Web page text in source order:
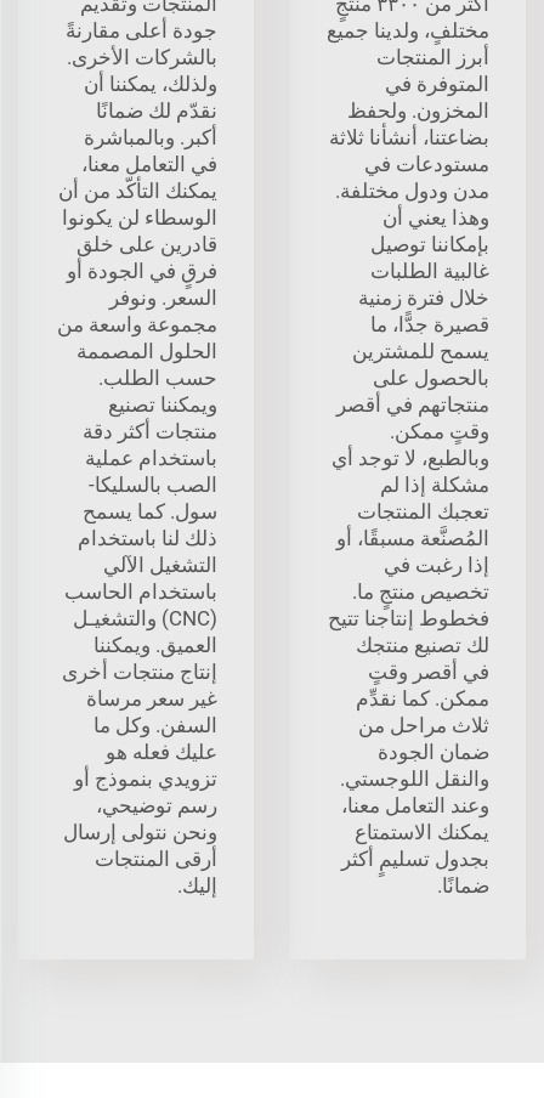
مختلفٍ، ولدينا جميع
أبرز المنتجات
المتوفرة في
المخزون. ولحفظ
بضاعتنا، أنشأنا ثلاثة
مستودعات في
مدن ودول مختلفة.
وهذا يعني أن
بإمكاننا توصيل
غالبية الطلبات
خلال فترة زمنية
قصيرة جدًّا، ما
يسمح للمشترين
بالحصول على
منتجاتهم في أقصر
وقتٍ ممكن.
وبالطبع، لا توجد أي
مشكلة إذا لم
تعجبك المنتجات
المُصنَّعة مسبقًا، أو
إذا رغبت في
تخصيص منتجٍ ما.
فخطوط إنتاجنا تتيح
لك تصنيع منتجك
في أقصر وقتٍ
ممكن. كما نقدِّم
ثلاث مراحل من
ضمان الجودة
والنقل اللوجستي.
وعند التعامل معنا،
يمكنك الاستمتاع
بجدول تسليمٍ أكثر
ضمانًا.
جودة أعلى مقارنةً
بالشركات الأخرى.
ولذلك، يمكننا أن
نقدّم لك ضمانًا
أكبر. وبالمباشرة
في التعامل معنا،
يمكنك التأكّد من أن
الوسطاء لن يكونوا
قادرين على خلق
فرقٍ في الجودة أو
السعر. ونوفر
مجموعة واسعة من
الحلول المصممة
حسب الطلب.
ويمكننا تصنيع
منتجات أكثر دقة
باستخدام عملية
الصب بالسليكا-
سول. كما يسمح
ذلك لنا باستخدام
التشغيل الآلي
باستخدام الحاسب
(CNC) والتشغيـل
العميق. ويمكننا
إنتاج منتجات أخرى
غير سعر مرساة
السفن. وكل ما
عليك فعله هو
تزويدي بنموذج أو
رسم توضيحي،
ونحن نتولى إرسال
أرقى المنتجات
إليك.